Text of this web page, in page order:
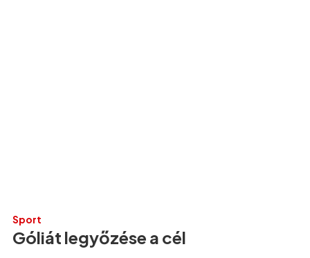
Sport
Góliát legyőzése a cél